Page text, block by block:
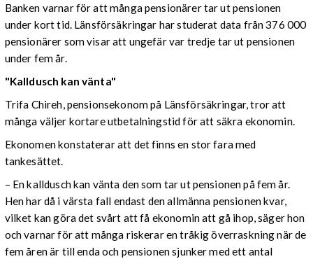
Banken varnar för att många pensionärer tar ut pensionen
under kort tid. Länsförsäkringar har studerat data från 376 000
pensionärer som visar att ungefär var tredje tar ut pensionen
under fem år.
"Kalldusch kan vänta"
Trifa Chireh, pensionsekonom på Länsförsäkringar, tror att
många väljer kortare utbetalningstid för att säkra ekonomin.
Ekonomen konstaterar att det finns en stor fara med
tankesättet.
– En kalldusch kan vänta den som tar ut pensionen på fem år.
Hen har då i värsta fall endast den allmänna pensionen kvar,
vilket kan göra det svårt att få ekonomin att gå ihop, säger hon
och varnar för att många riskerar en tråkig överraskning när de
fem åren är till enda och pensionen sjunker med ett antal